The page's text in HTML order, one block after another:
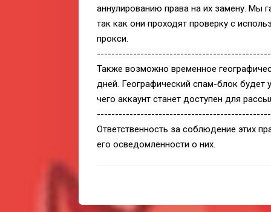
аннулированию права на их замену. Мы
так как они проходят проверку с
прокси.
Также возможно временное
дней. Географический спам-блок будет
чего аккаунт станет доступен для
Ответственность за соблюдение этих
его осведомленности о них.